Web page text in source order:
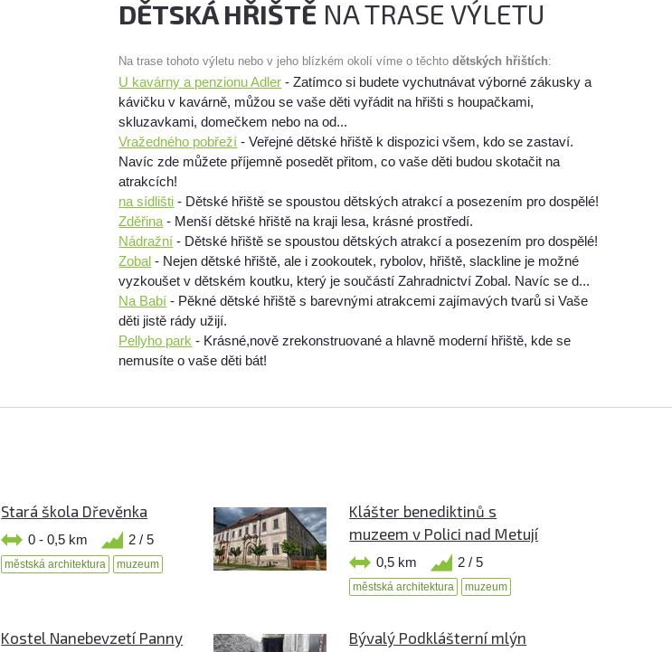
DĚTSKÁ HŘIŠTĚ NA TRASE VÝLETU
Na trase tohoto výletu nebo v jeho blízkém okolí víme o těchtodětských hřištích:
U kavárny a penzionu Adler - Zatímco si budete vychutnávat výborné zákusky a
kávičku v kavárně, můžou se vaše děti vyřádit na hřišti s houpačkami,
skluzavkami, domečkem nebo na od...
Vražedného pobřeží - Veřejné dětské hřiště k dispozici všem, kdo se zastaví.
Navíc zde můžete příjemně posedět přitom, co vaše děti budou skotačit na
atrakcích!
na sídlišti - Dětské hřiště se spoustou dětských atrakcí a posezením pro dospělé!
Zděřina - Menší dětské hřiště na kraji lesa, krásné prostředí.
Nádražní - Dětské hřiště se spoustou dětských atrakcí a posezením pro dospělé!
Zobal - Nejen dětské hřiště, ale i zookoutek, rybolov, hřiště, slackline je možné
vyzkoušet v dětském koutku, který je součástí Zahradnictví Zobal. Navíc se d...
Na Babí - Pěkné dětské hřiště s barevnými atrakcemi zajímavých tvarů si Vaše
děti jistě rády užijí.
Pellyho park - Krásné,nově zrekonstruované a hlavně moderní hřiště, kde se
nemusíte o vaše děti bát!
Stará škola Dřevěnka
0 - 0,5 km 2 / 5
městská architektura muzeum
Klášter benediktinů s
muzeem v Polici nad Metují
0,5 km 2 / 5
městská architektura muzeum
Kostel Nanebevzetí Panny
Bývalý Podklášterní mlýn